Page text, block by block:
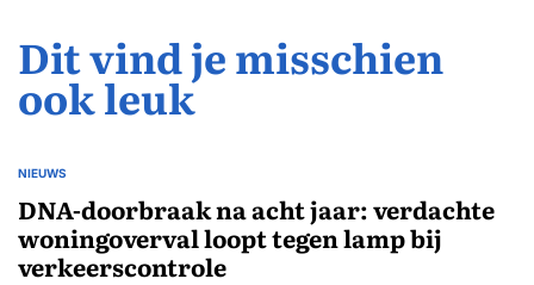
Dit vind je misschien
ook leuk
GEPLAATST
NIEUWS
DNA-doorbraak na acht jaar: verdachte
woningoverval loopt tegen lamp bij
verkeerscontrole